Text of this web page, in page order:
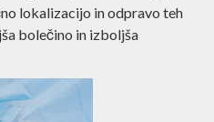
lokalizacijo in odpravo teh
bolečino in izboljša